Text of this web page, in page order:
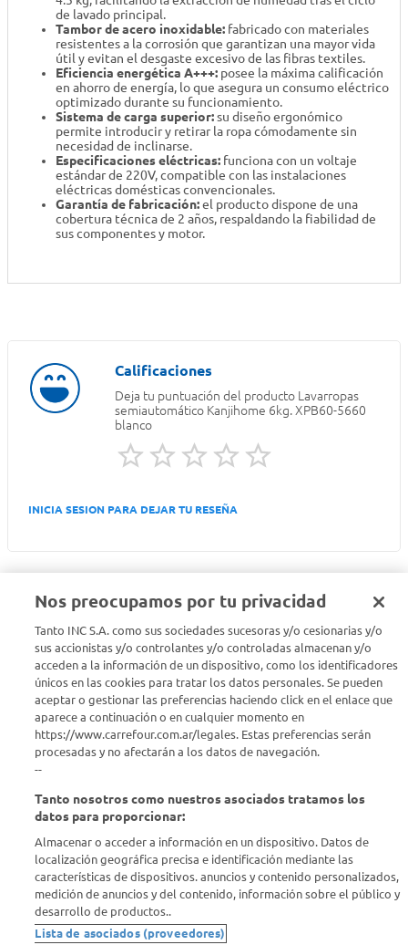
de lavado principal.
Tambor de acero inoxidable: fabricado con materiales
resistentes a la corrosión que garantizan una mayor vida
útil y evitan el desgaste excesivo de las fibras textiles.
Eficiencia energética A+++: posee la máxima calificación
en ahorro de energía, lo que asegura un consumo eléctrico
optimizado durante su funcionamiento.
Sistema de carga superior:su diseño ergonómico
permite introducir y retirar la ropa cómodamente sin
necesidad de inclinarse.
Especificaciones eléctricas: funciona con un voltaje
estándar de 220V, compatible con las instalaciones
eléctricas domésticas convencionales.
Garantía de fabricación:el producto dispone de una
cobertura técnica de 2 años, respaldando la fiabilidad de
sus componentes y motor.
Deja tu puntuación del producto Lavarropas
semiautomático Kanjihome 6kg. XPB60-5660
blanco
INICIA SESION PARA DEJAR TU RESEÑA
Seguinos en :
Estamos para ayudarte
¿Tenés una consulta? Comunicate con nosotrosacá
Descubrí Carrefour
Conocenos
Info útil
Comprá Online
Nos preocupamos por tu privacidad
Tanto INC S.A. como sus sociedades sucesoras y/o cesionarias y/o
sus accionistas y/o controlantes y/o controladas almacenan y/o
acceden a la información de un dispositivo, como los identificadores
únicos en las cookies para tratar los datos personales. Se pueden
aceptar o gestionar las preferencias haciendo click en el enlace que
aparece a continuación o en cualquier momento en
https://www.carrefour.com.ar/legales. Estas preferencias serán
procesadas y no afectarán a los datos de navegación.
--
Tanto nosotros como nuestros asociados tratamos los
datos para proporcionar:
Almacenar o acceder a información en un dispositivo. Datos de
localización geográfica precisa e identificación mediante las
características de dispositivos. anuncios y contenido personalizados,
medición de anuncios y del contenido, información sobre el público y
desarrollo de productos..
Lista de asociados (proveedores)